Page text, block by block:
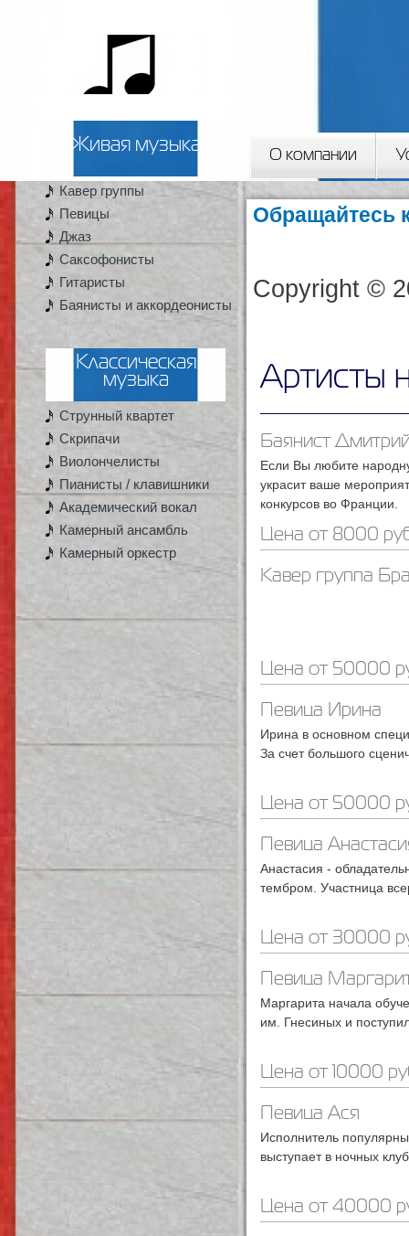
О компании
Вы здесь
Живая музыка
Кавер группы
Певицы
Джаз
Саксофонисты
Гитаристы
Баянисты и аккордеонисты
Классическая
музыка
Струнный квартет
Скрипачи
Виолончелисты
Пианисты / клавишники
Академический вокал
Камерный ансамбль
Камерный оркестр
Обращайтесь
Copyright ©
Артисты
Баянист
Если Вы любите
украсит ваше
конкурсов во Франции.
Цена от 8000
Кавер группа
Цена от 50000
Певица Ирина
Ирина в основном
За счет большого
Цена от 50000
Певица
Анастасия -
тембром. Участница
Цена от 30000
Певица
Маргарита начала
им. Гнесиных и
Цена от 10000
Певица Ася
Исполнитель
выступает в ночных
Цена от 40000